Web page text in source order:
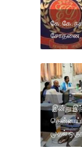
கே. கே.
இன்று
முதல்